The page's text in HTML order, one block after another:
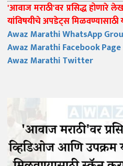
'आवाज मराठी'वर प्रसिद्ध होणारे
यांविषयीचे अपडेट्स
Awaz Marathi WhatsApp
Awaz Marathi Facebook Page
Awaz Marathi Twitter